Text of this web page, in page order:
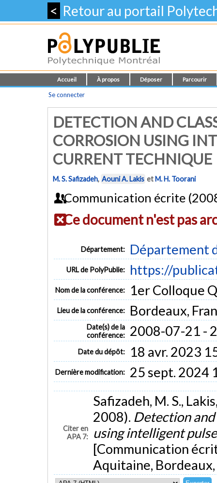
< Retour au portail
Accueil À propos Déposer Parcourir
Se connecter
DETECTION AND
CORROSION USING
CURRENT TECHNIQUE
M. S. Safizadeh, Aouni A. Lakis etM. H. Toorani
Communication écrite
Ce document n'est pas
Département: Département
URL de PolyPublie: https://
Nom de la conférence: 1er Colloque
Lieu de la conférence: Bordeaux,
Date(s) de la
conférence:
2008-07-21 -
Date du dépôt: 18 avr. 2023
Dernière modification: 25 sept. 2024
Citer en
APA 7:
Safizadeh, M. S.,
2008). Detection
using intelligent
[Communication
Aquitaine, Bordeaux,